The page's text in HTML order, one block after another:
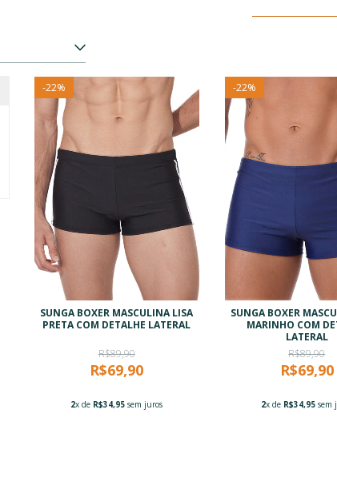
-22%
SUNGA BOXER MASCULINA LISA
PRETA COM DETALHE LATERAL
R$89,90
R$69,90
2x de R$34,95 sem juros
-22%
SUNGA BOXER
MARINHO COM
LATERAL
R$89,90
R$69,90
2x de R$34,95sem